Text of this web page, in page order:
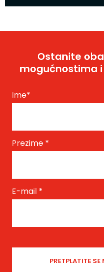
Ostanite
mogućnostima
Ime*
Prezime *
E-mail *